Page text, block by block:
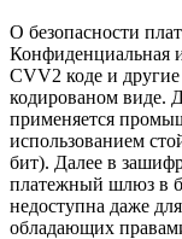
О безопасности
Конфиденциальная
CVV2 коде и
кодированом виде.
применяется
использованием
бит). Далее в
платежный шлюз в
недоступна даже
обладающих